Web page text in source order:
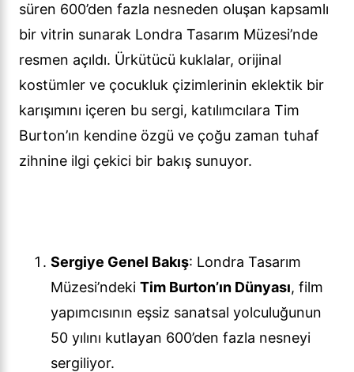
süren 600’den fazla nesneden oluşan kapsamlı
bir vitrin sunarak Londra Tasarım Müzesi’nde
resmen açıldı. Ürkütücü kuklalar, orijinal
kostümler ve çocukluk çizimlerinin eklektik bir
karışımını içeren bu sergi, katılımcılara Tim
Burton’ın kendine özgü ve çoğu zaman tuhaf
zihnine ilgi çekici bir bakış sunuyor.
Sergiye Genel Bakış: Londra Tasarım
Müzesi’ndeki Tim Burton’ın Dünyası, film
yapımcısının eşsiz sanatsal yolculuğunun
50 yılını kutlayan 600’den fazla nesneyi
sergiliyor.